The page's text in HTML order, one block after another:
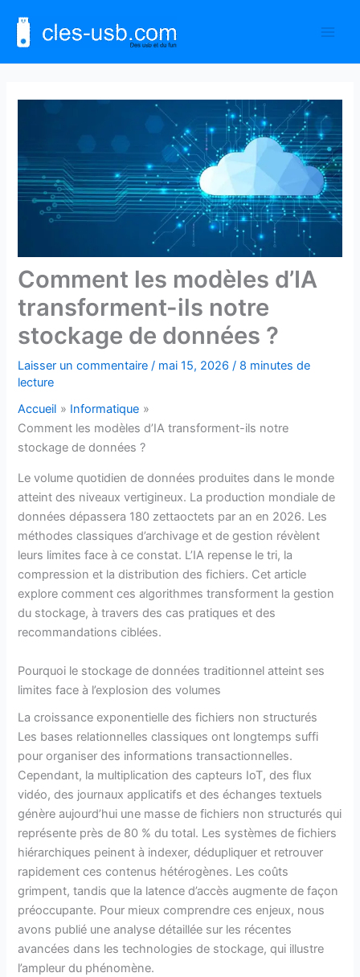
contenu
Comment les modèles d’IA
transforment-ils notre
stockage de données ?
Laisser un commentaire / mai 15, 2026/ 8 minutes de
lecture
Accueil
Informatique
Comment les modèles d’IA transforment-ils notre
stockage de données ?
Le volume quotidien de données produites dans le monde
atteint des niveaux vertigineux. La production mondiale de
données dépassera 180 zettaoctets par an en 2026. Les
méthodes classiques d’archivage et de gestion révèlent
leurs limites face à ce constat. L’IA repense le tri, la
compression et la distribution des fichiers. Cet article
explore comment ces algorithmes transforment la gestion
du stockage, à travers des cas pratiques et des
recommandations ciblées.
Pourquoi le stockage de données traditionnel atteint ses
limites face à l’explosion des volumes
La croissance exponentielle des fichiers non structurés
Les bases relationnelles classiques ont longtemps suffi
pour organiser des informations transactionnelles.
Cependant, la multiplication des capteurs IoT, des flux
vidéo, des journaux applicatifs et des échanges textuels
génère aujourd’hui une masse de fichiers non structurés qui
représente près de 80 % du total. Les systèmes de fichiers
hiérarchiques peinent à indexer, dédupliquer et retrouver
rapidement ces contenus hétérogènes. Les coûts
grimpent, tandis que la latence d’accès augmente de façon
préoccupante. Pour mieux comprendre ces enjeux, nous
avons publié une analyse détaillée sur les récentes
avancées dans les technologies de stockage, qui illustre
l’ampleur du phénomène.